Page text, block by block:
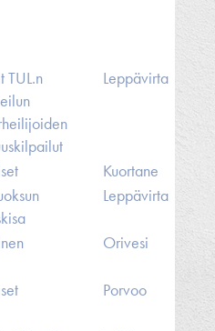
TUL.n
Leppävirta
Kuortane
Leppävirta
Orivesi
Porvoo